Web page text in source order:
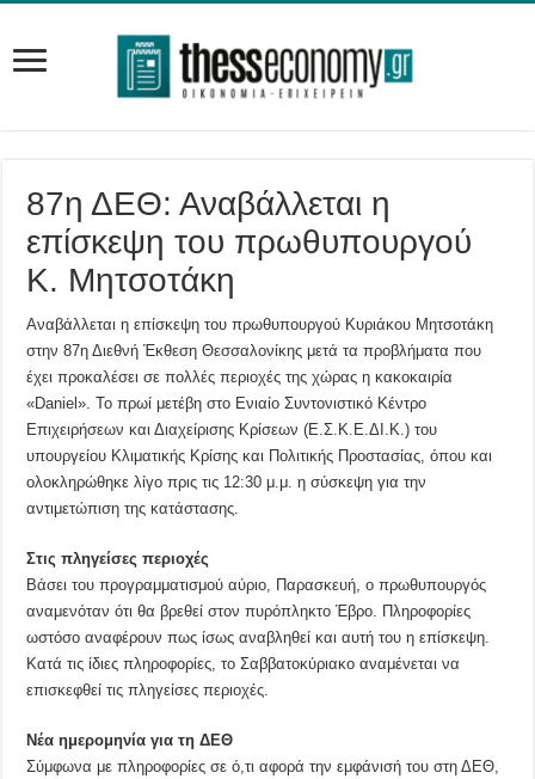
87η ΔΕΘ: Αναβάλλεται η
επίσκεψη του πρωθυπουργού
Κ. Μητσοτάκη
Αναβάλλεται η επίσκεψη του πρωθυπουργού Κυριάκου Μητσοτάκη
στην 87η Διεθνή Έκθεση Θεσσαλονίκης μετά τα προβλήματα που
έχει προκαλέσει σε πολλές περιοχές της χώρας η κακοκαιρία
«Daniel». Το πρωί μετέβη στο Ενιαίο Συντονιστικό Κέντρο
Επιχειρήσεων και Διαχείρισης Κρίσεων (Ε.Σ.Κ.Ε.ΔΙ.Κ.) του
υπουργείου Κλιματικής Κρίσης και Πολιτικής Προστασίας, όπου και
ολοκληρώθηκε λίγο πρις τις 12:30 μ.μ. η σύσκεψη για την
αντιμετώπιση της κατάστασης.
Στις πληγείσες περιοχές
Βάσει του προγραμματισμού αύριο, Παρασκευή, ο πρωθυπουργός
αναμενόταν ότι θα βρεθεί στον πυρόπληκτο Έβρο. Πληροφορίες
ωστόσο αναφέρουν πως ίσως αναβληθεί και αυτή του η επίσκεψη.
Κατά τις ίδιες πληροφορίες, το Σαββατοκύριακο αναμένεται να
επισκεφθεί τις πληγείσες περιοχές.
Νέα ημερομηνία για τη ΔΕΘ
Σύμφωνα με πληροφορίες σε ό,τι αφορά την εμφάνισή του στη ΔΕΘ,